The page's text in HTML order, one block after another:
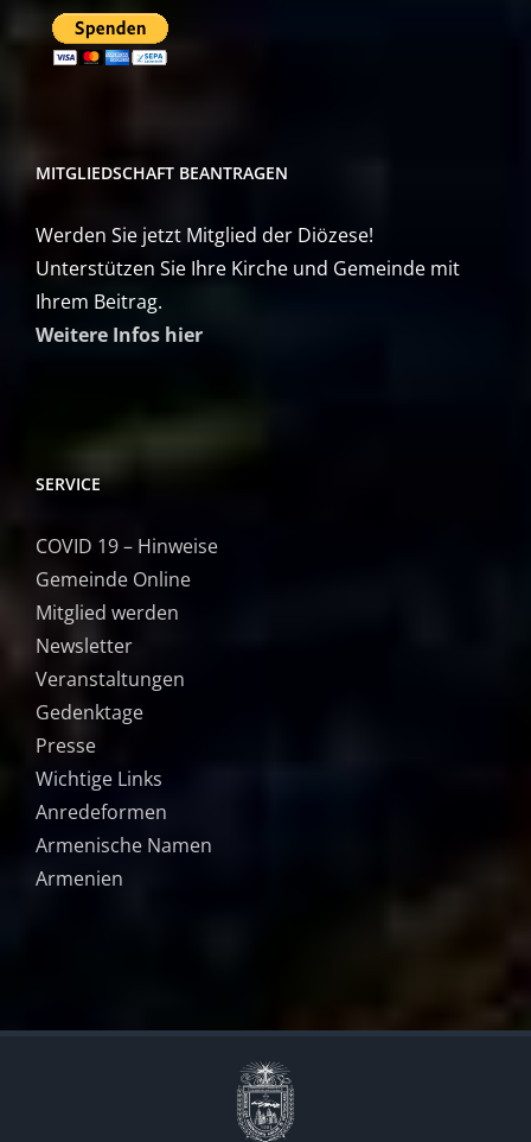
MITGLIEDSCHAFT BEANTRAGEN
Werden Sie jetzt Mitglied der Diözese!
Unterstützen Sie Ihre Kirche und Gemeinde mit
Ihrem Beitrag.
Weitere Infos hier
SERVICE
COVID 19 – Hinweise
Gemeinde Online
Mitglied werden
Newsletter
Veranstaltungen
Gedenktage
Presse
Wichtige Links
Anredeformen
Armenische Namen
Armenien